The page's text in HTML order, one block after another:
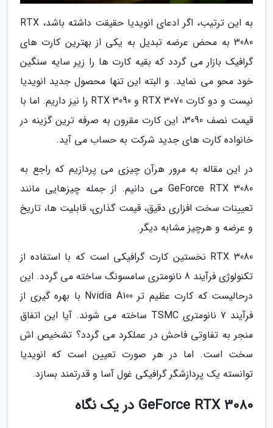
به این ترتیب، اگر ادعای انویدیا حقیقت داشته باشد، RTX
3080 به محض عرضه تبدیل به یکی از بهترین کارت های
گرافیک بازار می گردد که بقیه کارت ها را زیر سایه سنگین
خود محو می نماید. و البته این تنها محصول جدید انویدیا
نیست و دو کارت RTX 3070 و RTX 3090 را نیز داریم. اما با
قیمت نصف 3090، این کارت مقرون به صرفه ترین گزینه در
خانواده کارت های جدید شرکت به حساب می آید.
در این مقاله به مرور هرآن چیزی می پردازیم که راجع به
GeForce RTX 3080 می دانیم. از جمله چیزهایی مانند
تعیینات سخت افزاری دقیق، قیمت گذاری، قابلیت ها، تاریخ
و عرضه و هرچیز مشابه دیگر.
RTX 3080 نخستین کارت گرافیکی است که با استفاده از
تکنولوژی فرآیند 8 نانومتری سامسونگ ساخته می گردد. این
درحالیست که کارت عظیم تر Nvidia A100 با بهره گیری از
فرآیند 7 نانومتری TSMC ساخته می شوند. آیا این اتفاق
منجر به تفاوتی فاحش در عملکرد می گردد؟ تشخیص اش
سخت است. اما در هر صورت تعیین است که انویدیا
توانسته یک پردازشگر گرافیکی غول آسا و قدرتمند بسازد.
GeForce RTX 3080 در یک نگاه